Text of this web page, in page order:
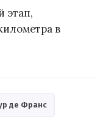
этап,
в
де Франс